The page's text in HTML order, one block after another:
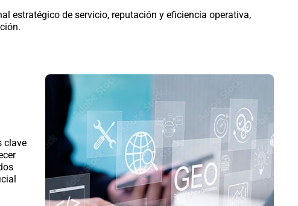
estratégico de servicio, reputación y eficiencia operativa,
clave